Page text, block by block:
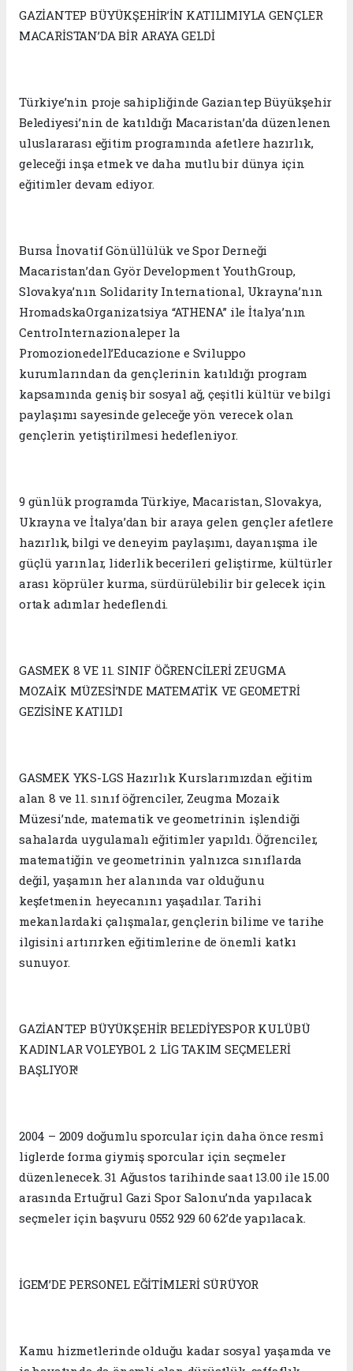
GAZİANTEP BÜYÜKŞEHİR’İN KATILIMIYLA GENÇLER
MACARİSTAN’DA BİR ARAYA GELDİ
Türkiye’nin proje sahipliğinde Gaziantep Büyükşehir
Belediyesi’nin de katıldığı Macaristan’da düzenlenen
uluslararası eğitim programında afetlere hazırlık,
geleceği inşa etmek ve daha mutlu bir dünya için
eğitimler devam ediyor.
Bursa İnovatif Gönüllülük ve Spor Derneği
Macaristan’dan Györ Development YouthGroup,
Slovakya’nın Solidarity International, Ukrayna’nın
HromadskaOrganizatsiya “ATHENA” ile İtalya’nın
CentroInternazionaleper la
Promozionedell’Educazione e Sviluppo
kurumlarından da gençlerinin katıldığı program
kapsamında geniş bir sosyal ağ, çeşitli kültür ve bilgi
paylaşımı sayesinde geleceğe yön verecek olan
gençlerin yetiştirilmesi hedefleniyor.
9 günlük programda Türkiye, Macaristan, Slovakya,
Ukrayna ve İtalya’dan bir araya gelen gençler afetlere
hazırlık, bilgi ve deneyim paylaşımı, dayanışma ile
güçlü yarınlar, liderlik becerileri geliştirme, kültürler
arası köprüler kurma, sürdürülebilir bir gelecek için
ortak adımlar hedeflendi.
GASMEK 8 VE 11. SINIF ÖĞRENCİLERİ ZEUGMA
MOZAİK MÜZESİ’NDE MATEMATİK VE GEOMETRİ
GEZİSİNE KATILDI
GASMEK YKS-LGS Hazırlık Kurslarımızdan eğitim
alan 8 ve 11. sınıf öğrenciler, Zeugma Mozaik
Müzesi’nde, matematik ve geometrinin işlendiği
sahalarda uygulamalı eğitimler yapıldı. Öğrenciler,
matematiğin ve geometrinin yalnızca sınıflarda
değil, yaşamın her alanında var olduğunu
keşfetmenin heyecanını yaşadılar. Tarihi
mekanlardaki çalışmalar, gençlerin bilime ve tarihe
ilgisini artırırken eğitimlerine de önemli katkı
sunuyor.
GAZİANTEP BÜYÜKŞEHİR BELEDİYESPOR KULÜBÜ
KADINLAR VOLEYBOL 2. LİG TAKIM SEÇMELERİ
BAŞLIYOR!
2004 – 2009 doğumlu sporcular için daha önce resmî
liglerde forma giymiş sporcular için seçmeler
düzenlenecek. 31 Ağustos tarihinde saat 13.00 ile 15.00
arasında Ertuğrul Gazi Spor Salonu’nda yapılacak
seçmeler için başvuru 0552 929 60 62’de yapılacak.
İGEM’DE PERSONEL EĞİTİMLERİ SÜRÜYOR
Kamu hizmetlerinde olduğu kadar sosyal yaşamda ve